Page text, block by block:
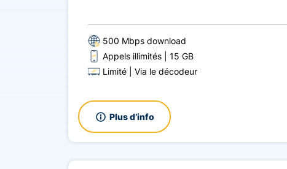
500 Mbps download
Appels illimités
15 GB
Limité
Via le décodeur
Plus d’info